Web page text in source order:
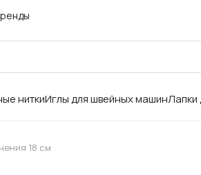
ниткиИглы для швейных машинЛапки
18 см